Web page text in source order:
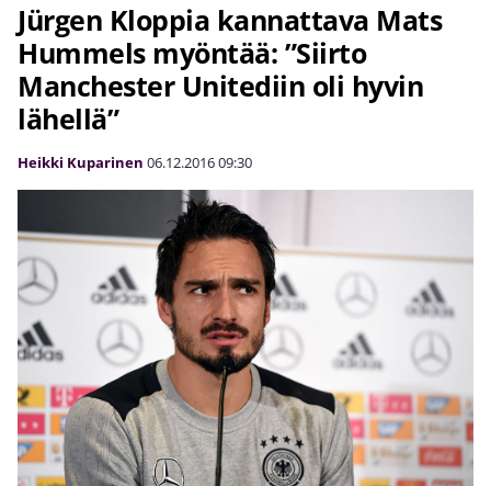
Jürgen Kloppia kannattava Mats
Hummels myöntää: ”Siirto
Manchester Unitediin oli hyvin
lähellä”
Heikki Kuparinen 06.12.201609:30